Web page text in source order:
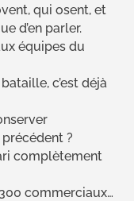
qui osent, et
d’en parler.
équipes du
c’est déjà
?
complètement
commerciaux…